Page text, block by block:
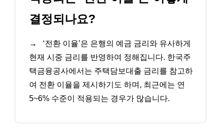
결정되나요?
→
‘전환 이율’은 은행의 예금 금리와 유사하게
현재 시중 금리를 반영하여 정해집니다. 한국주
택금융공사에서는 주택담보대출 금리를 참고하
여 전환 이율을 제시하기도 하며, 최근에는 연
5~6% 수준이 적용되는 경우가 많습니다.